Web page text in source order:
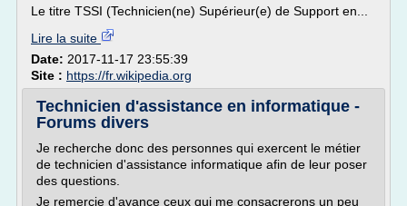
Le titre TSSI (Technicien(ne) Supérieur(e) de Support en...
Lire la suite
Date: 2017-11-17 23:55:39
Site : https://fr.wikipedia.org
Technicien d'assistance en informatique -
Forums divers
Je recherche donc des personnes qui exercent le métier
de technicien d'assistance informatique afin de leur poser
des questions.
Je remercie d'avance ceux qui me consacrerons un peu